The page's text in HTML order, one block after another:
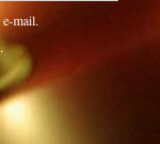
mail.